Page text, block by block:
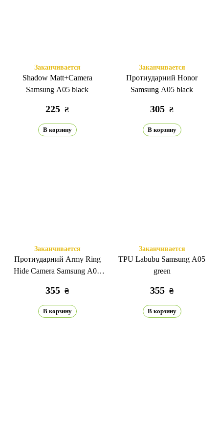
Заканчивается
Shadow Matt+Camera
Samsung A05 black
225 ₴
В корзину
Заканчивается
Протиударний Honor
Samsung A05 black
305 ₴
В корзину
Заканчивается
Протиударний Army Ring
Hide Camera Samsung A05
355 ₴
В корзину
Заканчивается
TPU Labubu Samsung A05
green
355 ₴
В корзину